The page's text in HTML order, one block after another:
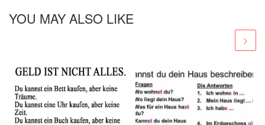
YOU MAY ALSO LIKE